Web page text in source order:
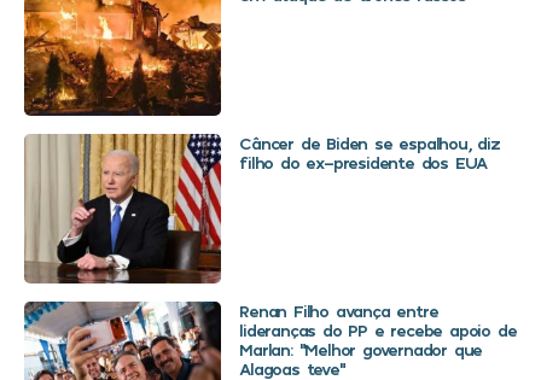
Câncer de Biden se espalhou, diz
filho do ex-presidente dos EUA
Renan Filho avança entre
lideranças do PP e recebe apoio de
Marlan: “Melhor governador que
Alagoas teve”